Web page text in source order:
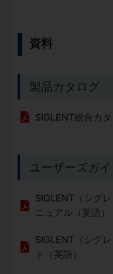
資料
製品カタログ
SIGLENT総合カ
ユーザーズガイ
SIGLENT（シグ
ニュアル（英語）
SIGLENT（シグ
ト（英語）